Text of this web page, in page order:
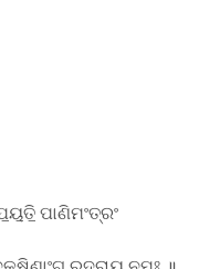
ପାଣିମଂତ୍ରଂ